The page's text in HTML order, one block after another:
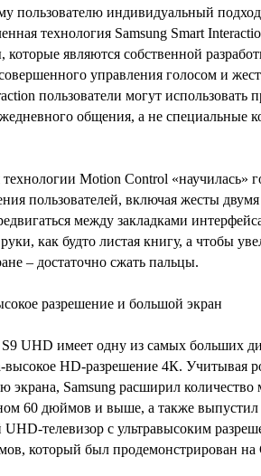
пользователю индивидуальный
технология Samsung Smart
являются собственной
управления голосом и
пользователи могут использовать
общения, а не специальные
Motion Control «научилась»
пользователей, включая жесты
между закладками
как будто листая книгу, а чтобы
– достаточно сжать пальцы.
разрешение и большой экран
S9 UHD имеет одну из самых больших
высокое HD-разрешение 4К. Учитывая
экрана, Samsung расширил количество
60 дюймов и выше, а также
телевизор с ультравысоким
который был продемонстрирован на